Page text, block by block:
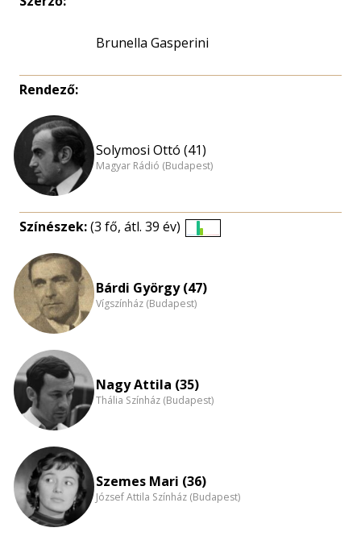
Brunella Gasperini
Rendező:
Solymosi Ottó (41)
Magyar Rádió (Budapest)
Színészek:(3 fő, átl. 39 év)
nagyítása
Bárdi György (47)
Vígszínház (Budapest)
Nagy Attila (35)
Thália Színház (Budapest)
Szemes Mari (36)
József Attila Színház (Budapest)